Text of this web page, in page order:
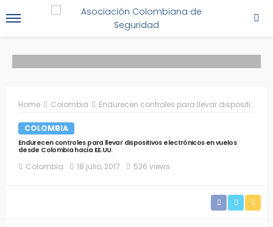
Home Colombia Endurecen controles para llevar dispositivos electrónicos en vuelos desde Colombia hacia EE.UU.
COLOMBIA
Endurecen controles para llevar dispositivos electrónicos en vuelos
desde Colombia hacia EE.UU.
Colombia 18 julio, 2017 526 views